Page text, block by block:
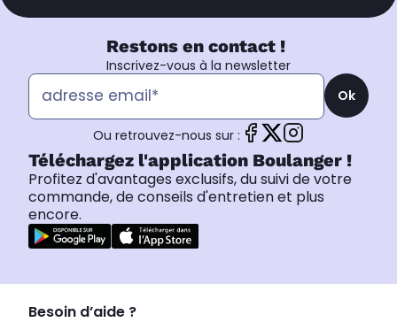
Restons en contact !
Inscrivez-vous à la newsletter
Ok
Ou retrouvez-nous sur :
Téléchargez l'application Boulanger !
Profitez d'avantages exclusifs, du suivi de votre
commande, de conseils d'entretien et plus
encore.
Besoin d’aide ?